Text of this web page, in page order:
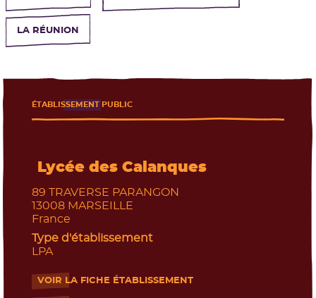
LA RÉUNION
Lycée des Calanques
ÉTABLISSEMENT PUBLIC
89 TRAVERSE PARANGON
13008 MARSEILLE
France
Type d'établissement
LPA
VOIR LA FICHE ÉTABLISSEMENT
- Nouvelle fenêtre